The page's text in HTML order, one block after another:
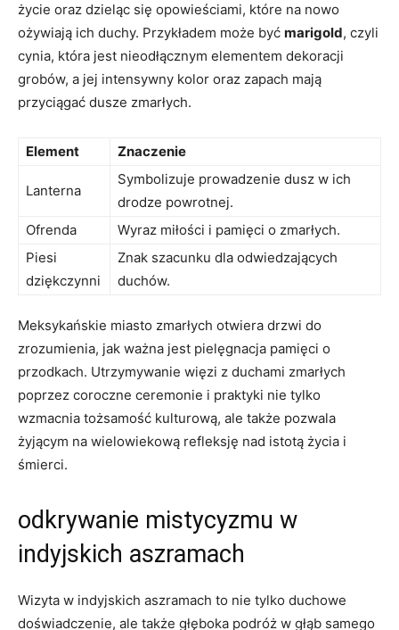
życie oraz dzieląc się opowieściami, które na nowo
ożywiają ich duchy. Przykładem może być marigold, czyli
cynia, która jest nieodłącznym elementem dekoracji
grobów, a jej intensywny kolor oraz zapach mają
przyciągać dusze zmarłych.
Element Znaczenie
Lanterna
Symbolizuje prowadzenie dusz w ich
drodze powrotnej.
Ofrenda
Wyraz miłości i pamięci o zmarłych.
Piesi
dziękczynni
Znak szacunku dla odwiedzających
duchów.
Meksykańskie miasto zmarłych otwiera drzwi do
zrozumienia, jak ważna jest pielęgnacja pamięci o
przodkach. Utrzymywanie więzi z duchami zmarłych
poprzez coroczne ceremonie i praktyki nie tylko
wzmacnia tożsamość kulturową, ale także pozwala
żyjącym na wielowiekową refleksję nad istotą życia i
śmierci.
odkrywanie mistycyzmu w
indyjskich aszramach
Wizyta w indyjskich aszramach to nie tylko duchowe
doświadczenie, ale także głęboka podróż w głąb samego